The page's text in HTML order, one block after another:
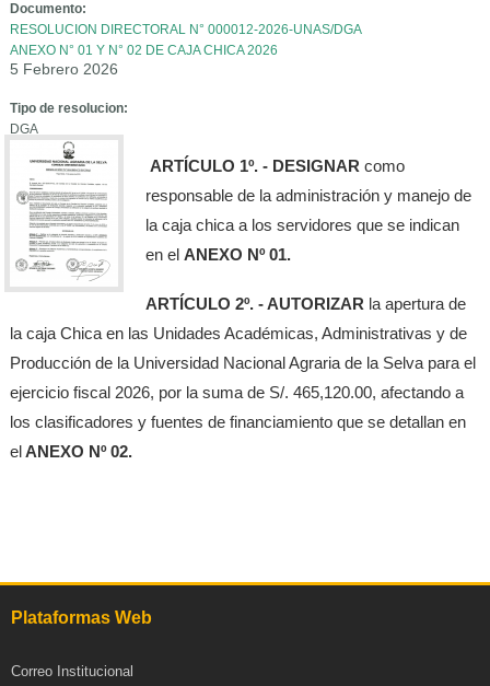
Documento:
RESOLUCION DIRECTORAL N° 000012-2026-UNAS/DGA
ANEXO N° 01 Y N° 02 DE CAJA CHICA 2026
5 Febrero 2026
Tipo de resolucion:
DGA
ARTÍCULO 1º. - DESIGNAR como
responsable de la administración y manejo de
la caja chica a los servidores que se indican
en elANEXO Nº 01.
ARTÍCULO 2º. - AUTORIZAR la apertura de
la caja Chica en las Unidades Académicas, Administrativas y de
Producción de la Universidad Nacional Agraria de la Selva para el
ejercicio fiscal 2026, por la suma de S/. 465,120.00, afectando a
los clasificadores y fuentes de financiamiento que se detallan en
el ANEXO Nº 02.
Plataformas Web
Correo Institucional